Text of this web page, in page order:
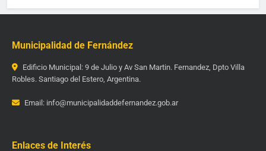
Municipalidad de Fernández
Edificio Municipal: 9 de Julio y Av San Martin. Fernandez, Dpto Villa
Robles. Santiago del Estero, Argentina.
Email: info@municipalidaddefernandez.gob.ar
Enlaces de Interés